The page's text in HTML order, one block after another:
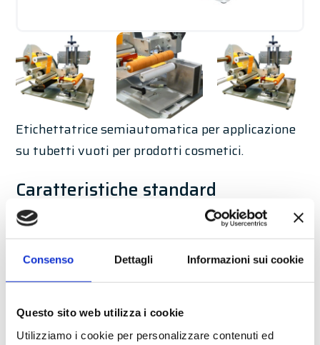
Consenso Dettagli Informazioni sui cookie
Questo sito web utilizza i cookie
Utilizziamo i cookie per personalizzare contenuti ed
Etichettatrice semiautomatica per applicazione
su tubetti vuoti per prodotti cosmetici.
Caratteristiche standard
Fotocellula stop standard
Posizionatore prodotti a perno motorizzato
Base di sostegno da tavolo
Gruppo regolazione micrometrica
Rullo applicatore con sensore di start